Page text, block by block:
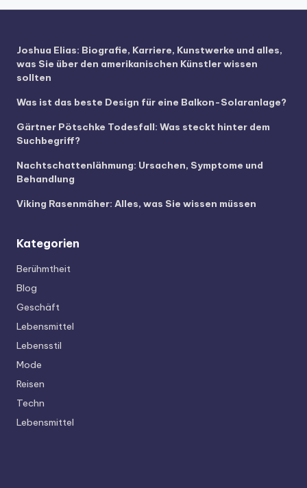
Joshua Elias: Biografie, Karriere, Kunstwerke und alles,
was Sie über den amerikanischen Künstler wissen
sollten
Was ist das beste Design für eine Balkon-Solaranlage?
Gärtner Pötschke Todesfall: Was steckt hinter dem
Suchbegriff?
Nachtschattenlähmung: Ursachen, Symptome und
Behandlung
Viking Rasenmäher: Alles, was Sie wissen müssen
Kategorien
Berühmtheit
Blog
Geschäft
Lebensmittel
Lebensstil
Mode
Reisen
Techn
Lebensmittel